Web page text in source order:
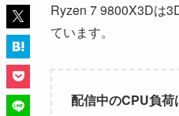
Ryzen 7 9800X3Dは
ています。
配信中のCPU負荷